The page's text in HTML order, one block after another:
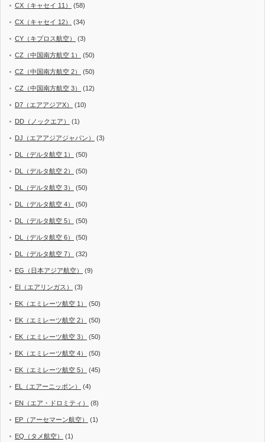
CX（キャセイ 11） (58)
CX（キャセイ 12） (34)
CY（キプロス航空） (3)
CZ（中国南方航空 1） (50)
CZ（中国南方航空 2） (50)
CZ（中国南方航空 3） (12)
D7（エアアジアX） (10)
DD（ノックエア） (1)
DJ（エアアジアジャパン） (3)
DL（デルタ航空 1） (50)
DL（デルタ航空 2） (50)
DL（デルタ航空 3） (50)
DL（デルタ航空 4） (50)
DL（デルタ航空 5） (50)
DL（デルタ航空 6） (50)
DL（デルタ航空 7） (32)
EG（日本アジア航空） (9)
EI（エアリンガス） (3)
EK（エミレーツ航空 1） (50)
EK（エミレーツ航空 2） (50)
EK（エミレーツ航空 3） (50)
EK（エミレーツ航空 4） (50)
EK（エミレーツ航空 5） (45)
EL（エアーニッポン） (4)
EN（エア・ドロミティ） (8)
EP（アーセマーン航空） (1)
EQ（タメ航空） (1)